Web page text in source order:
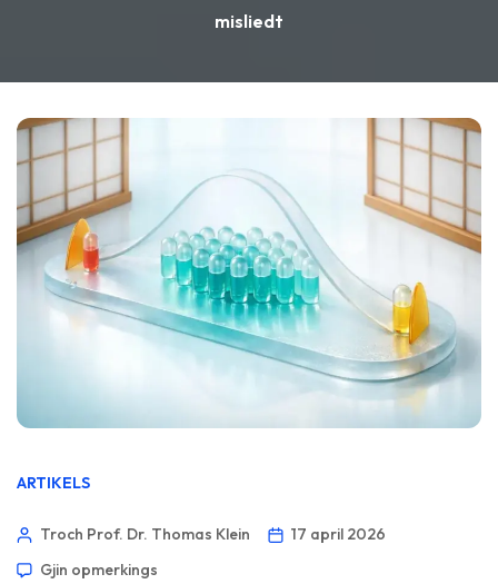
misliedt
ARTIKELS
Troch Prof. Dr. Thomas Klein
17 april 2026
Gjin opmerkings